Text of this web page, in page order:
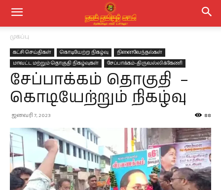
முகப்பு
கட்சி செய்திகள் கொடியேற்ற நிகழ்வு
நினைவேந்தல்கள்
மாவட்ட மற்றும் தொகுதி நிகழ்வுகள்
சேப்பாக்கம்-திருவல்லிக்கேணி
சேப்பாக்கம் தொகுதி –
கொடியேற்றும் நிகழ்வு
ஜனவரி 7, 2023 88